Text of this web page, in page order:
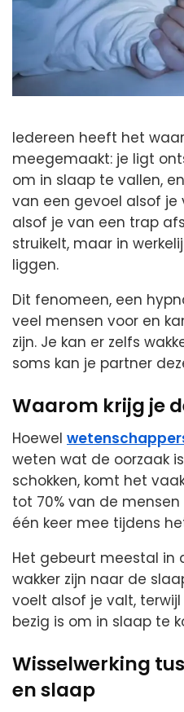
Iedereen heeft het
meegemaakt: je ligt
om in slaap te vallen,
van een gevoel alsof je
alsof je van een trap
struikelt, maar in
liggen.
Dit fenomeen, een
veel mensen voor en
zijn. Je kan er zelfs
soms kan je partner
Waarom krijg je
Hoewel
weten wat de oorzaak
schokken, komt het
tot 70% van de
één keer mee tijdens
Het gebeurt meestal in
wakker zijn naar de
voelt alsof je valt,
bezig is om in slaap te
Wisselwerking
en slaap